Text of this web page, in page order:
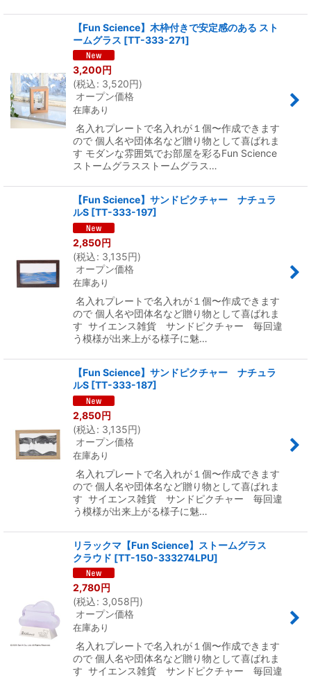
【Fun Science】木枠付きで安定感のある スト
ームグラス [TT-333-271]
3,200円
(税込: 3,520円)
オープン価格
在庫あり
名入れプレートで名入れが１個〜作成できます
ので 個人名や団体名など贈り物として喜ばれま
す モダンな雰囲気でお部屋を彩るFun Science
ストームグラスストームグラス…
【Fun Science】サンドピクチャー ナチュラ
ルS [TT-333-197]
2,850円
(税込: 3,135円)
オープン価格
在庫あり
名入れプレートで名入れが１個〜作成できます
ので 個人名や団体名など贈り物として喜ばれま
す サイエンス雑貨 サンドピクチャー 毎回違
う模様が出来上がる様子に魅…
【Fun Science】サンドピクチャー ナチュラ
ルS [TT-333-187]
2,850円
(税込: 3,135円)
オープン価格
在庫あり
名入れプレートで名入れが１個〜作成できます
ので 個人名や団体名など贈り物として喜ばれま
す サイエンス雑貨 サンドピクチャー 毎回違
う模様が出来上がる様子に魅…
リラックマ【Fun Science】ストームグラス
クラウド [TT-150-333274LPU]
2,780円
(税込: 3,058円)
オープン価格
在庫あり
名入れプレートで名入れが１個〜作成できます
ので 個人名や団体名など贈り物として喜ばれま
す サイエンス雑貨 サンドピクチャー 毎回違